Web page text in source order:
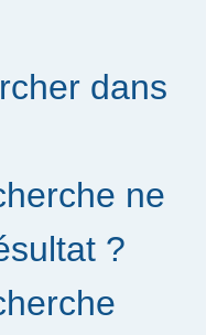
dans
ne
?